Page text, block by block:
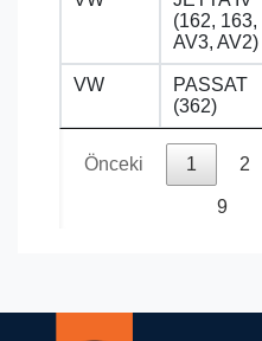
(162, 163,
AV3, AV2)
VW
PASSAT
(362)
Önceki 1 2
9